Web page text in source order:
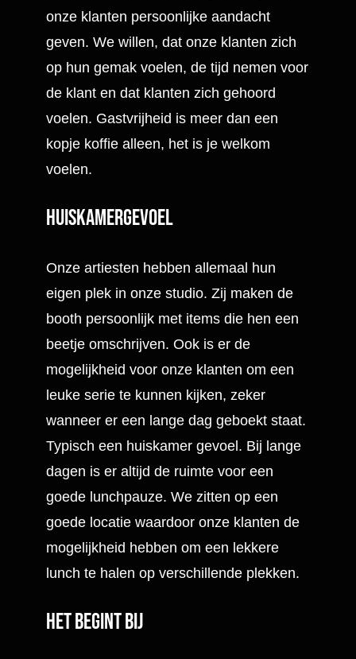
onze klanten persoonlijke aandacht
geven. We willen, dat onze klanten zich
op hun gemak voelen, de tijd nemen voor
de klant en dat klanten zich gehoord
voelen. Gastvrijheid is meer dan een
kopje koffie alleen, het is je welkom
voelen.
Huiskamergevoel
Onze artiesten hebben allemaal hun
eigen plek in onze studio. Zij maken de
booth persoonlijk met items die hen een
beetje omschrijven. Ook is er de
mogelijkheid voor onze klanten om een
leuke serie te kunnen kijken, zeker
wanneer er een lange dag geboekt staat.
Typisch een huiskamer gevoel. Bij lange
dagen is er altijd de ruimte voor een
goede lunchpauze. We zitten op een
goede locatie waardoor onze klanten de
mogelijkheid hebben om een lekkere
lunch te halen op verschillende plekken.
Het begint bij